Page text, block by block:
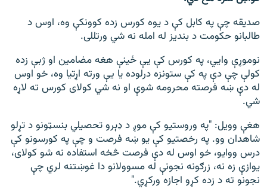
د ازادې اروپا/ ازادي راډيو ټولې پاڼې
صدیقه چې په کابل کې د یوه کورس زده کوونکې وه، اوس د
طالبانو حکومت د بندیز له امله نه شي ورتللی.
نوموړې وايي، په کورس کې یې ځینې هغه مضامین او ژبې زده
کولې چې دې په کې ستونزه درلوده یا یې ورته اړتیا وه، خو اوس
له دې ښه فرصته محرومه شوې او نه شي کولای کورس ته لاړه
شي.
هغې وویل: "په وروستیو کې موږ د ډېرو تحصیلي بنسټونو د تړلو
شاهدان وو. په رخصتیو کې یو ښه فرصت و چې په کورسونو کې
درس ووایو، خو اوس له دې فرصت څخه استفاده نه شو کولای،
یوازې زه نه، زرګونه نجونې له مسوولانو دا غوښتنه لري چې
نجونو ته د زده کړو اجازه ورکړي."